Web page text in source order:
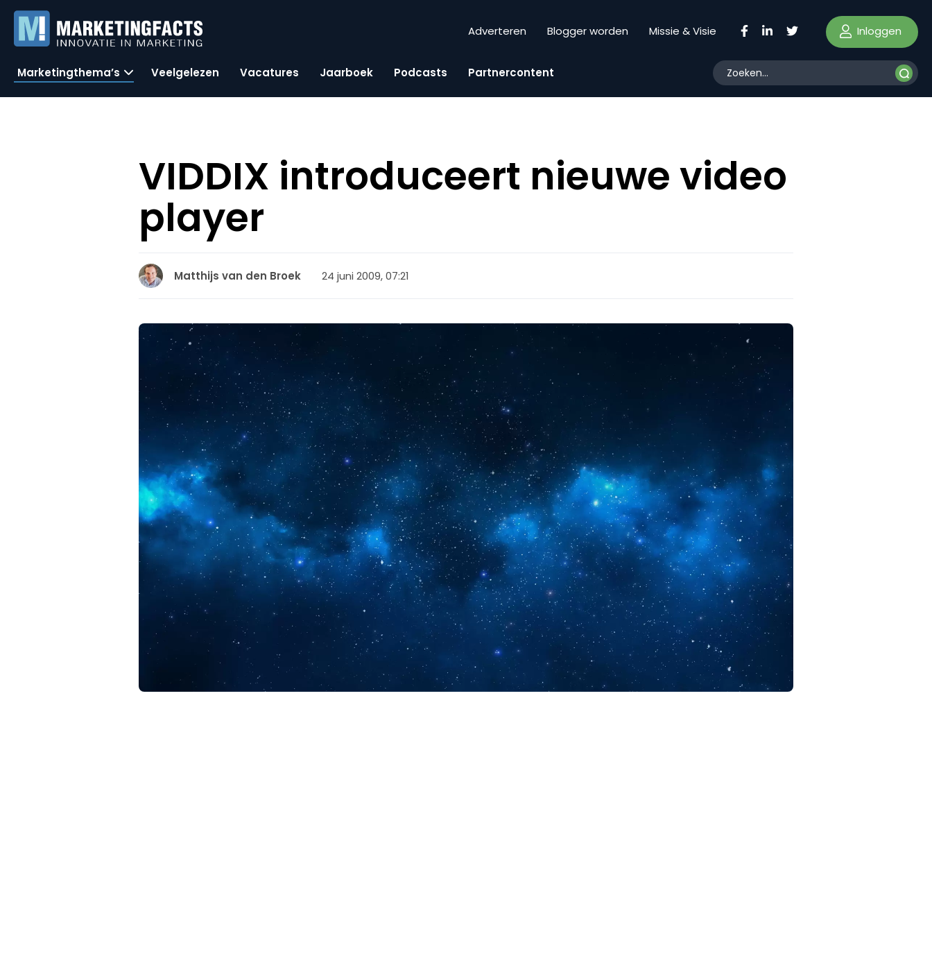
Adverteren Blogger worden Missie & Visie Inloggen
Marketingthema’s Veelgelezen Vacatures Jaarboek Podcasts Partnercontent
VIDDIX introduceert nieuwe video
player
Matthijs van den Broek 24 juni 2009, 07:21